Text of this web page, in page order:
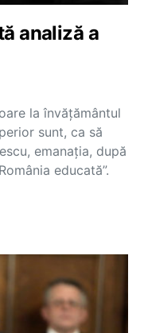
analiză a
la învățământul
sunt, ca să
emanația, după
educată”.